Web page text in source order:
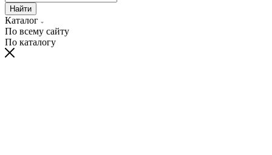
Найти
Каталог
По всему сайту
По каталогу